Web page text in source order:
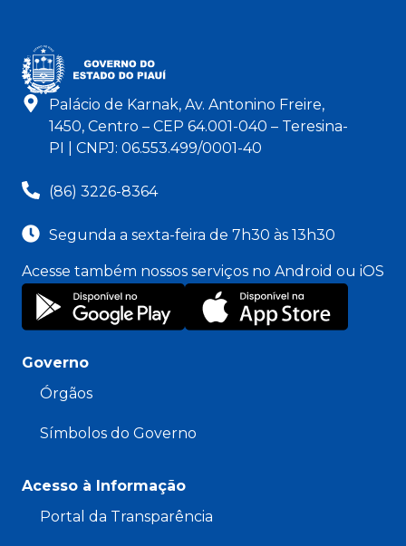
Palácio de Karnak, Av. Antonino Freire,
1450, Centro – CEP 64.001-040 – Teresina-
PI | CNPJ: 06.553.499/0001-40
(86) 3226-8364
Segunda a sexta-feira de 7h30 às 13h30
Acesse também nossos serviços no Android ou iOS
Governo
Órgãos
Símbolos do Governo
Acesso à Informação
Portal da Transparência